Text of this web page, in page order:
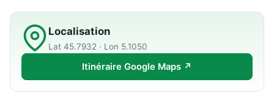
Localisation
Lat 45.7932 · Lon 5.1050
Itinéraire Google Maps ↗